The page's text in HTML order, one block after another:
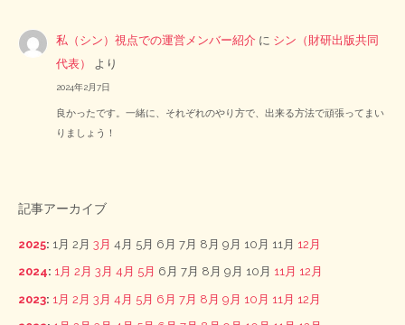
私（シン）視点での運営メンバー紹介 に シン（財研出版共同
代表）
より
2024年2月7日
良かったです。一緒に、それぞれのやり方で、出来る方法で頑張ってまい
りましょう！
記事アーカイブ
2025: 1月 2月 3月 4月 5月 6月 7月 8月 9月 10月 11月 12月
2024: 1月 2月 3月 4月 5月 6月 7月 8月 9月 10月 11月 12月
2023: 1月 2月 3月 4月 5月 6月 7月 8月 9月 10月 11月 12月